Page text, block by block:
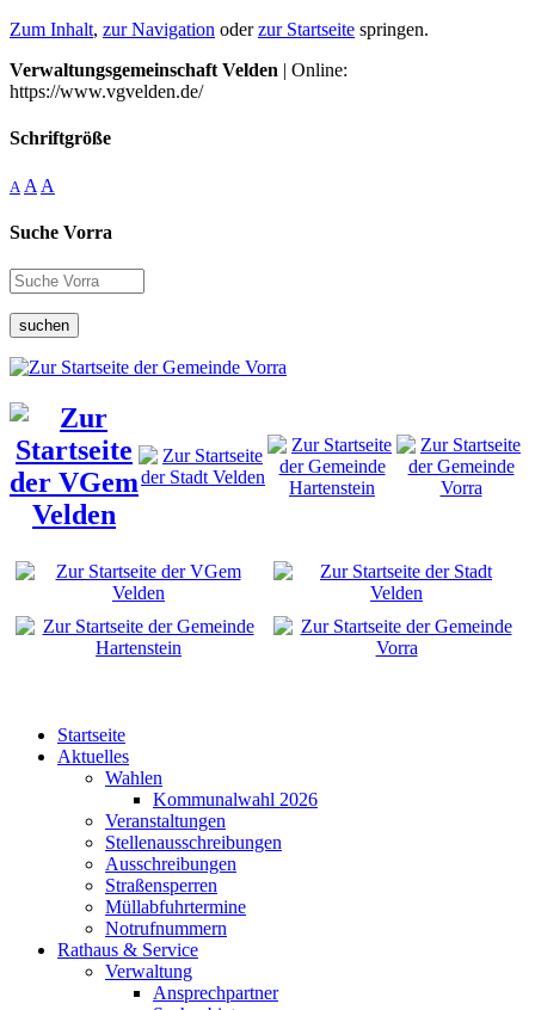
Zum Inhalt, zur Navigation oderzur Startseite springen.
Verwaltungsgemeinschaft Velden | Online:
https://www.vgvelden.de/
Schriftgröße
A A A
Suche Vorra
suchen
Startseite
Aktuelles
Wahlen
Kommunalwahl 2026
Veranstaltungen
Stellenausschreibungen
Ausschreibungen
Straßensperren
Müllabfuhrtermine
Notrufnummern
Rathaus & Service
Verwaltung
Ansprechpartner